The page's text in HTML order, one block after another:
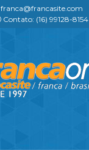
franca@francasite.com
Contato: (16) 99128-8154